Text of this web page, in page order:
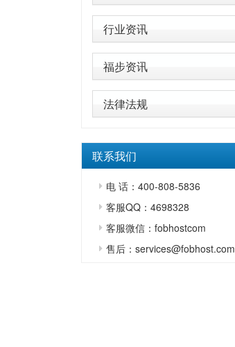
行业资讯
福步资讯
法律法规
联系我们
电 话：400-808-5836
客服QQ：4698328
客服微信：fobhostcom
售后：services@fobhost.com